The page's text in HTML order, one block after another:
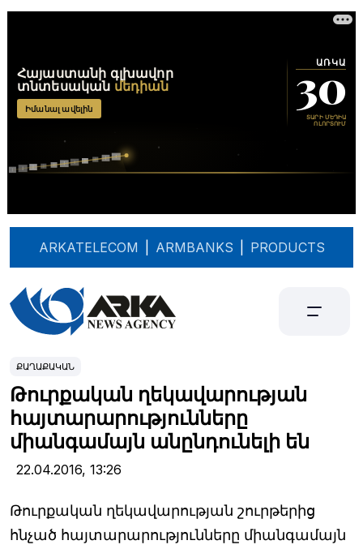
ARKATELECOM ARMBANKS PRODUCTS
ՔԱՂԱՔԱԿԱՆ
Թուրքական ղեկավարության
հայտարարությունները
միանգամայն անընդունելի են
22.04.2016, 13:26
Թուրքական ղեկավարության շուրթերից
հնչած հայտարարությունները միանգամայն